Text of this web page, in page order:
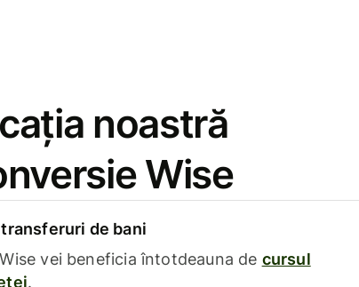
noastră
Wise
de bani
vei beneficia întotdeauna de cursul
.